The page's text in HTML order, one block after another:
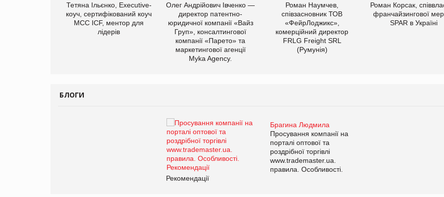
Тетяна Ільєнко, Executive-
коуч, сертифікований коуч
МСС ICF, ментор для
лідерів
Олег Андрійович Івченко —
директор патентно-
юридичної компанії «Вайз
Груп», консалтингової
компанії «Парето» та
маркетингової агенції
Myka Agency.
Роман Наумчев,
співзасновник ТОВ
«ФейрЛоджикс»,
комерційний директор
FRLG Freight SRL
(Румунія)
Роман Корсак,
франчайзингової
SPAR в Україні
БЛОГИ
Брагина Людмила
Просування компанії на
порталі оптової та
роздрібної торгівлі
www.trademaster.ua.
правила. Особливості.
Рекомендації